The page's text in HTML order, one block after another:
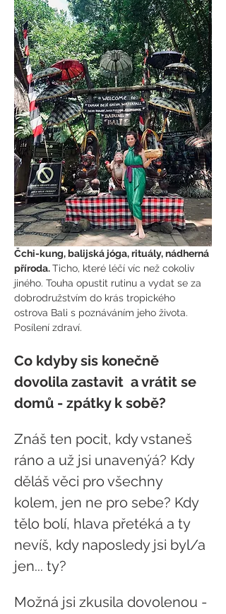
Čchi-kung, balijská jóga, rituály, nádherná
příroda. Ticho, které léčí víc než cokoliv
jiného. Touha opustit rutinu a vydat se za
dobrodružstvím do krás tropického
ostrova Bali s poznáváním jeho života.
Posílení zdraví.
Co kdyby sis konečně
dovolila zastavit  a vrátit se
domů - zpátky k sobě?
Znáš ten pocit, kdy vstaneš
ráno a už jsi unavenýá? Kdy
děláš věci pro všechny
kolem, jen ne pro sebe? Kdy
tělo bolí, hlava přetéká a ty
nevíš, kdy naposledy jsi byl/a
jen... ty?
Možná jsi zkusila dovolenou -